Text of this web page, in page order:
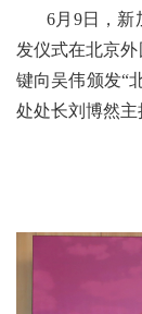
6月9日，新
发仪式在北京
键向吴伟颁发“
处处长刘博然主